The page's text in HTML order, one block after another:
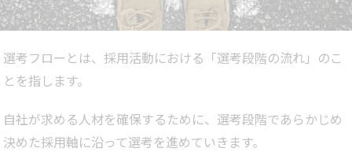
選考フローとは、採用活動における「選考段階の流れ」のこ
とを指します。
自社が求める人材を確保するために、選考段階であらかじめ
決めた採用軸に沿って選考を進めていきます。